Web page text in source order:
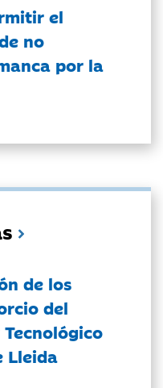
el
no
por la
de los
del
Lleida